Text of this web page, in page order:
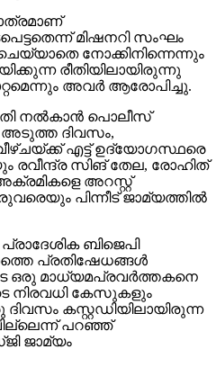
മിഷനറി സംഘം
നോക്കിനിന്നെന്നും
രീതിയിലായിരുന്നു
അവര്‍ ആരോപിച്ചു.
നല്‍കാന്‍ പൊലീസ്
ദിവസം,
എട്ട് ഉദ്യോഗസ്ഥരെ
സിങ് തേല, രോഹിത്
അറസ്റ്റ്
പിന്നീട് ജാമ്യത്തില്‍
ബിജെപി
പ്രതിഷേധങ്ങള്‍
ഒരു മാധ്യമപ്രവര്‍ത്തകനെ
നിരവധി കേസുകളും
കസ്റ്റഡിയിലായിരുന്ന
പറഞ്ഞ്
ജാമ്യം